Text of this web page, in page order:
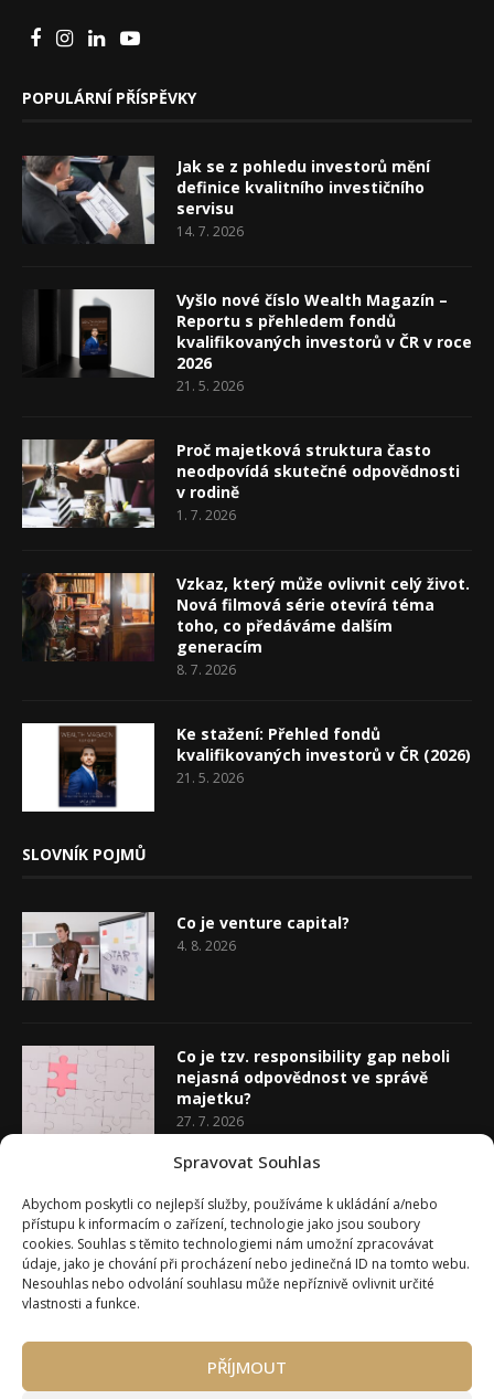
Spravovat Souhlas
Abychom poskytli co nejlepší služby, používáme k ukládání a/nebo
přístupu k informacím o zařízení, technologie jako jsou soubory
cookies. Souhlas s těmito technologiemi nám umožní zpracovávat
údaje, jako je chování při procházení nebo jedinečná ID na tomto webu.
Nesouhlas nebo odvolání souhlasu může nepříznivě ovlivnit určité
vlastnosti a funkce.
PŘÍJMOUT
POPULÁRNÍ PŘÍSPĚVKY
Jak se z pohledu investorů mění
definice kvalitního investičního
servisu
14. 7. 2026
Vyšlo nové číslo Wealth Magazín –
Reportu s přehledem fondů
kvalifikovaných investorů v ČR v roce
2026
21. 5. 2026
Proč majetková struktura často
neodpovídá skutečné odpovědnosti
v rodině
1. 7. 2026
Vzkaz, který může ovlivnit celý život.
Nová filmová série otevírá téma
toho, co předáváme dalším
generacím
8. 7. 2026
Ke stažení: Přehled fondů
kvalifikovaných investorů v ČR (2026)
21. 5. 2026
SLOVNÍK POJMŮ
Co je venture capital?
4. 8. 2026
Co je tzv. responsibility gap neboli
nejasná odpovědnost ve správě
majetku?
27. 7. 2026
20. 7. 2026
O Wealth Magazínu Můj účet
Kontakty
Máte zájem o spolupráci?